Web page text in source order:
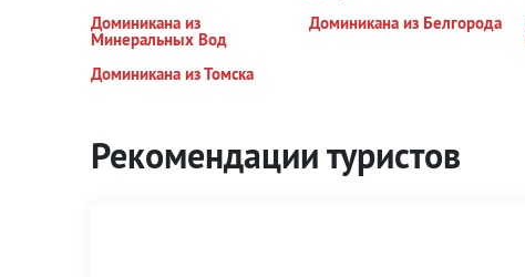
Доминикана из
Минеральных Вод
Доминикана из Белгорода
Доминикана из Томска
Рекомендации туристов